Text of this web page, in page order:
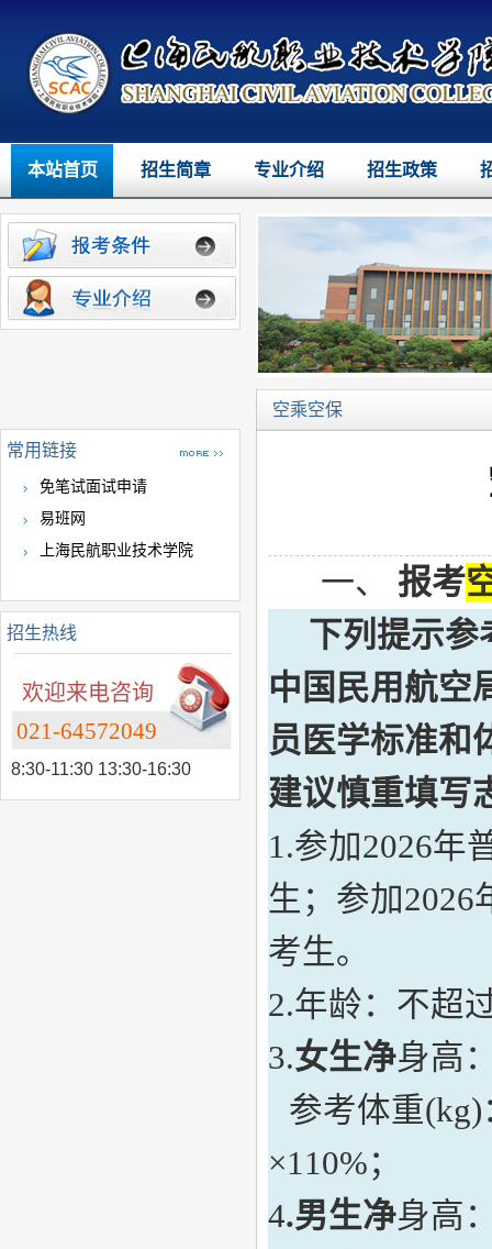
本站首页 招生简章 专业介绍 招生政策
常用链接
免笔试面试申请
易班网
上海民航职业技术学院
招生热线
欢迎来电咨询
021-64572049
8:30-11:30 13:30-16:30
空乘空保
一、 报考
下列提示参
中国民用航空
员医学标准和
建议慎重填写
1.参加2026年
生；参加2026
考生。
2.年龄：不超
3.女生净身高
参考体重(kg)
×110%；
4.男生净身高